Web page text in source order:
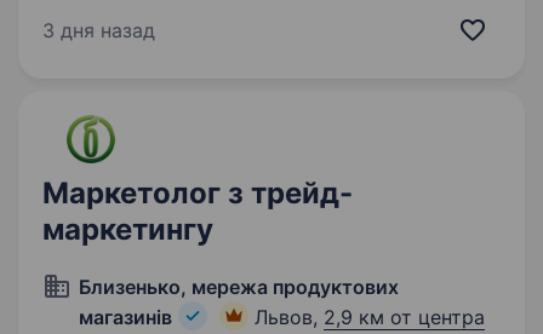
контент-план Базові навички фото-
3 дня назад
Маркетолог з трейд-
маркетингу
Близенько, мережа продуктових
магазинів
Львов, 2,9 км от центра